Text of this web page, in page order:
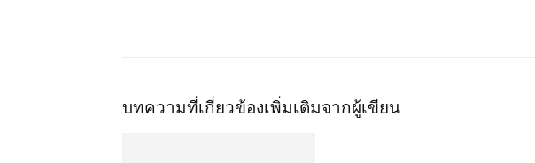
บทความที่เกี่ยวข้องเพิ่มเติมจากผู้เขียน